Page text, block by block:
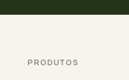
PRODUTOS